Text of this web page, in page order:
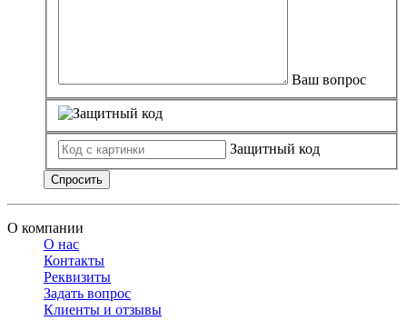
Ваш вопрос
Защитный код
Спросить
О компании
О нас
Контакты
Реквизиты
Задать вопрос
Клиенты и отзывы